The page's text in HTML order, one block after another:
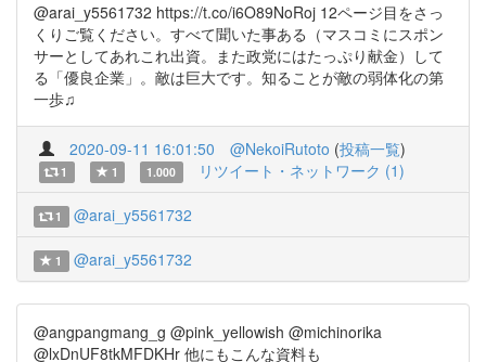
@arai_y5561732 https://t.co/i6O89NoRoj 12ページ目をさっ
くりご覧ください。すべて聞いた事ある（マスコミにスポン
サーとしてあれこれ出資。また政党にはたっぷり献金）して
る「優良企業」。敵は巨大です。知ることが敵の弱体化の第
一歩♫
2020-09-11 16:01:50 @NekoiRutoto (投稿一覧)
1 1 1.000 リツイート・ネットワーク (1)
1 @arai_y5561732
1 @arai_y5561732
@angpangmang_g @pink_yellowish @michinorika
@lxDnUF8tkMFDKHr 他にもこんな資料も